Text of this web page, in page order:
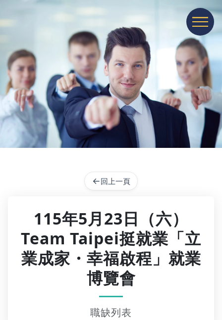
展開或收
←回上一頁
115年5月23日（六）
Team Taipei挺就業「立
業成家・幸福啟程」就業
博覽會
職缺列表